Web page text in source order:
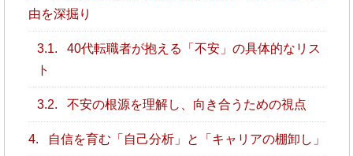
由を深掘り
3.1.
40代転職者が抱える「不安」の具体的なリス
ト
3.2. 不安の根源を理解し、向き合うための視点
4. 自信を育む「自己分析」と「キャリアの棚卸し」